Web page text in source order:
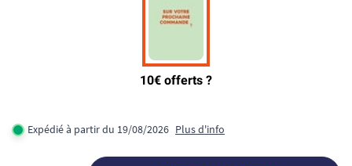
Expédié à partir du 19/08/2026 Plus d'info